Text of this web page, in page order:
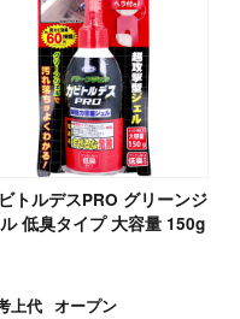
トルデスPRO グリーンジ
低臭タイプ 大容量 150g
上代 オープン